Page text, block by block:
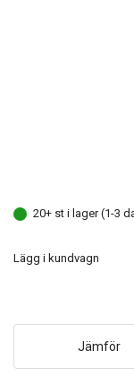
20+ st i lager (1-3
Lägg i kundvagn
Jämför